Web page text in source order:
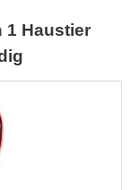
1 Haustier